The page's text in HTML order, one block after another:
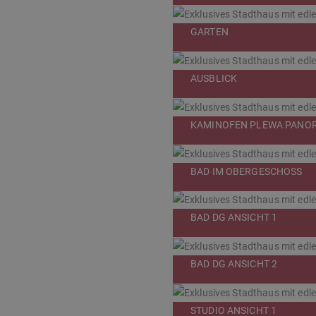
GARTEN
AUSBLICK
KAMINOFEN PLEWA
BAD IM OBERGESCHOSS
BAD DG ANSICHT 1
BAD DG ANSICHT 2
STUDIO ANSICHT 1